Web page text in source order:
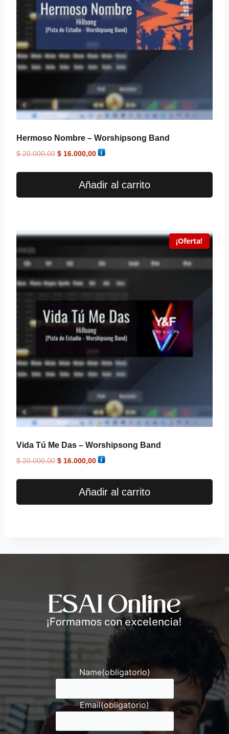
Hermoso Nombre – Worshipsong Band
$20.000,00 $ 16.000,00
Añadir al carrito
¡Oferta!
Vida Tú Me Das – Worshipsong Band
$20.000,00 $ 16.000,00
Añadir al carrito
Name(obligatorio)
Email(obligatorio)